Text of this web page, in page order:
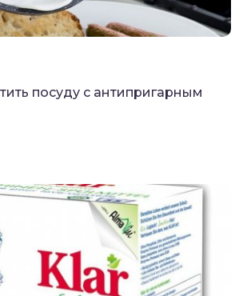
посуду с антипригарным